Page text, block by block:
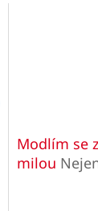
Modlím se
milou